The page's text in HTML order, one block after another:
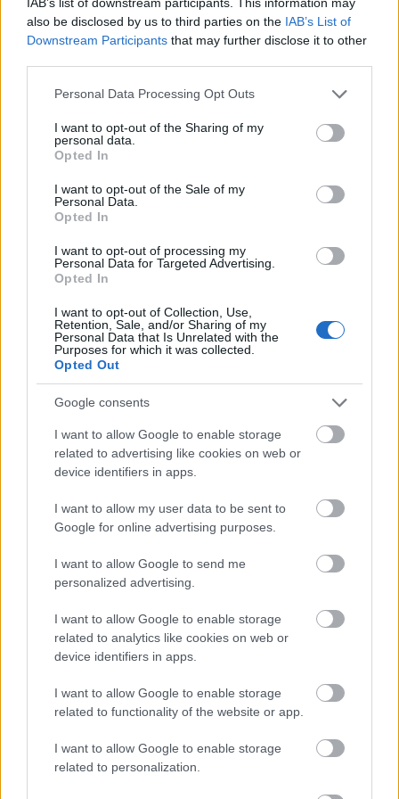
also be disclosed by us to third parties on the IAB’s List of
Downstream Participants that may further disclose it to other
Please note that this website/app uses one or more Google
not limited to your visit or usage behaviour. You may click to
grant or deny consent to Google and its third-party tags to
use your data for below specified purposes in below Google
consent section.
Personal Data Processing Opt Outs
I want to opt-out of the Sharing of my
personal data.
Opted In
I want to opt-out of the Sale of my
Personal Data.
Opted In
I want to opt-out of processing my
Personal Data for Targeted Advertising.
Opted In
I want to opt-out of Collection, Use,
Retention, Sale, and/or Sharing of my
Personal Data that Is Unrelated with the
Purposes for which it was collected.
Opted Out
Google consents
I want to allow Google to enable storage
related to advertising like cookies on web or
device identifiers in apps.
I want to allow my user data to be sent to
Google for online advertising purposes.
I want to allow Google to send me
personalized advertising.
I want to allow Google to enable storage
related to analytics like cookies on web or
device identifiers in apps.
I want to allow Google to enable storage
related to functionality of the website or app.
I want to allow Google to enable storage
related to personalization.
egy olyan társulatban dolgozni, ahol egy színházon
belül, még ha érkeznek is vendégek, de általában
ugyanazok az emberek dolgoznak különböző
rendezőkkel, és ahol vannak kötelezettségeid a
tartozol" - nyilatkozta a színésznő, aki arról is
beszámolt, nagyon szeretné, ha a HOPPart hobbiként,
baráti körként megmaradhatna, de most már el kell
engedni. Éhen fogunk halni, és meg fogunk őrülni
abban, hogy csak várunk és reménykedünk”
vélekedettKiss Diána Magdolna